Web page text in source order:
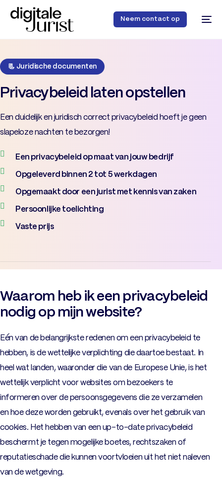
Neem contact op
📃 Juridische documenten
Privacybeleid laten opstellen
Een duidelijk en juridisch correct privacybeleid hoeft je geen
slapeloze nachten te bezorgen!
Een privacybeleid op maat van jouw bedrijf
Opgeleverd binnen 2 tot 5 werkdagen
Opgemaakt door een jurist met kennis van zaken
Persoonlijke toelichting
Vaste prijs
Waarom heb ik een privacybeleid
nodig op mijn website?
Eén van de belangrijkste redenen om een privacybeleid te
hebben, is de wettelijke verplichting die daartoe bestaat. In
heel wat landen, waaronder die van de Europese Unie, is het
wettelijk verplicht voor websites om bezoekers te
informeren over de persoonsgegevens die ze verzamelen
en hoe deze worden gebruikt, evenals over het gebruik van
cookies. Het hebben van een up-to-date privacybeleid
beschermt je tegen mogelijke boetes, rechtszaken of
reputatieschade die kunnen voortvloeien uit het niet naleven
van de wetgeving.